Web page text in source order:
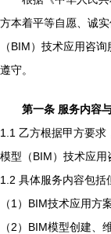
方本着平等自愿、诚
（BIM）技术应用咨
遵守。
第一条 服务内容
1.1 乙方根据甲方要求
模型（BIM）技术应用
1.2 具体服务内容包括
（1）BIM技术应用方
（2）BIM模型创建、